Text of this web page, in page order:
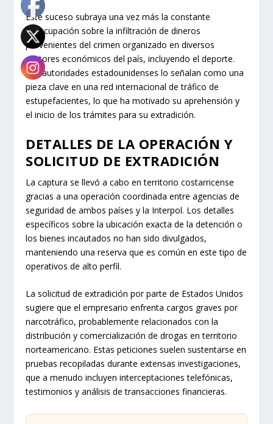
Este suceso subraya una vez más la constante
preocupación sobre la infiltración de dineros
provenientes del crimen organizado en diversos
sectores económicos del país, incluyendo el deporte.
Las autoridades estadounidenses lo señalan como una
pieza clave en una red internacional de tráfico de
estupefacientes, lo que ha motivado su aprehensión y
el inicio de los trámites para su extradición.
DETALLES DE LA OPERACIÓN Y
SOLICITUD DE EXTRADICIÓN
La captura se llevó a cabo en territorio costarricense
gracias a una operación coordinada entre agencias de
seguridad de ambos países y la Interpol. Los detalles
específicos sobre la ubicación exacta de la detención o
los bienes incautados no han sido divulgados,
manteniendo una reserva que es común en este tipo de
operativos de alto perfil.
La solicitud de extradición por parte de Estados Unidos
sugiere que el empresario enfrenta cargos graves por
narcotráfico, probablemente relacionados con la
distribución y comercialización de drogas en territorio
norteamericano. Estas peticiones suelen sustentarse en
pruebas recopiladas durante extensas investigaciones,
que a menudo incluyen interceptaciones telefónicas,
testimonios y análisis de transacciones financieras.